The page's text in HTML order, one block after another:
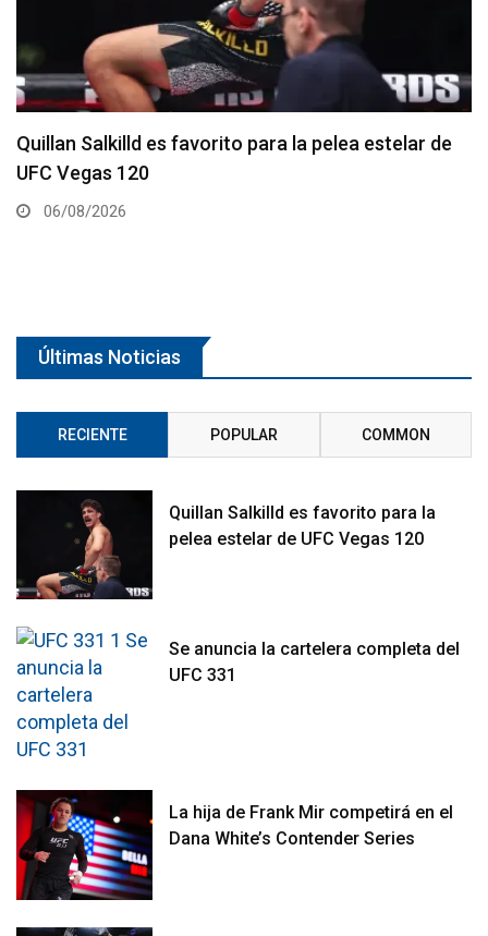
Se anuncia la cartelera completa del UFC 331
06/08/2026
Últimas Noticias
RECIENTE POPULAR COMMON
Quillan Salkilld es favorito para la
pelea estelar de UFC Vegas 120
Se anuncia la cartelera completa del
UFC 331
La hija de Frank Mir competirá en el
Dana White’s Contender Series